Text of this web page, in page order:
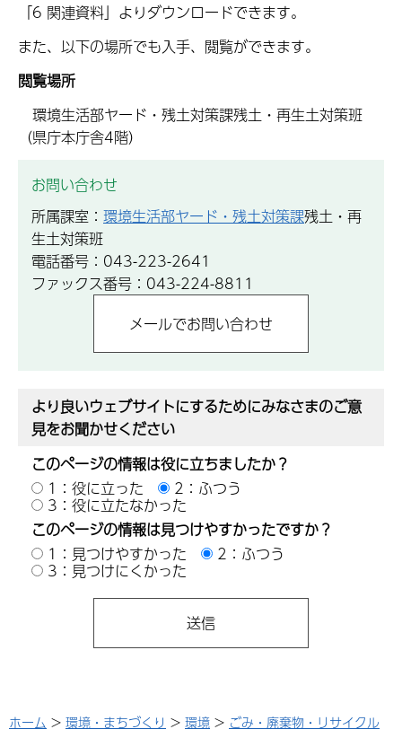
「6 関連資料」よりダウンロードできます。
また、以下の場所でも入手、閲覧ができます。
閲覧場所
環境生活部ヤード・残土対策課残土・再生土対策班
（県庁本庁舎4階）
お問い合わせ
所属課室： 環境生活部ヤード・残土対策課残土・再
生土対策班
電話番号：043-223-2641
ファックス番号：043-224-8811
より良いウェブサイトにするためにみなさまのご意
見をお聞かせください
このページの情報は役に立ちましたか？
1：役に立った
2：ふつう
3：役に立たなかった
このページの情報は見つけやすかったですか？
1：見つけやすかった
2：ふつう
3：見つけにくかった
ホーム > 環境・まちづくり > 環境 > ごみ・廃棄物・リサイクル